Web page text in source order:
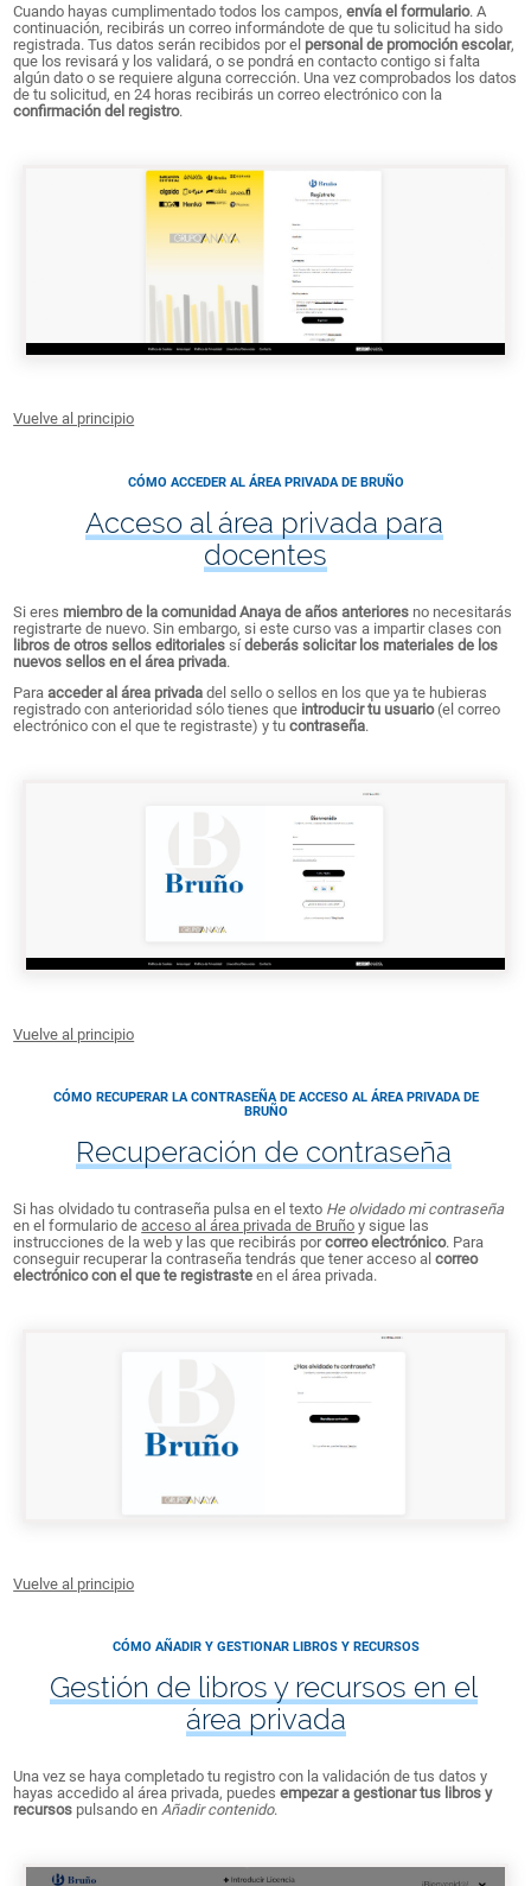
Cuando hayas cumplimentado todos los campos, envía el formulario. A
continuación, recibirás un correo informándote de que tu solicitud ha sido
registrada. Tus datos serán recibidos por el personal de promoción escolar,
que los revisará y los validará, o se pondrá en contacto contigo si falta
algún dato o se requiere alguna corrección. Una vez comprobados los datos
de tu solicitud, en 24 horas recibirás un correo electrónico con la
confirmación del registro.
Vuelve al principio
CÓMO ACCEDER AL ÁREA PRIVADA DE BRUÑO
Acceso al área privada para
docentes
Si eres miembro de la comunidad Anaya de años anteriores no necesitarás
registrarte de nuevo. Sin embargo, si este curso vas a impartir clases con
libros de otros sellos editoriales sídeberás solicitar los materiales de los
nuevos sellos en el área privada.
Paraacceder al área privada del sello o sellos en los que ya te hubieras
registrado con anterioridad sólo tienes que introducir tu usuario(el correo
electrónico con el que te registraste) y tucontraseña.
Vuelve al principio
CÓMO RECUPERAR LA CONTRASEÑA DE ACCESO AL ÁREA PRIVADA DE
BRUÑO
Recuperación de contraseña
Si has olvidado tu contraseña pulsa en el texto He olvidado mi contraseña
en el formulario deacceso al área privada de Bruño y sigue las
instrucciones de la web y las que recibirás porcorreo electrónico. Para
conseguir recuperar la contraseña tendrás que tener acceso alcorreo
electrónico con el que te registraste en el área privada.
Vuelve al principio
CÓMO AÑADIR Y GESTIONAR LIBROS Y RECURSOS
Gestión de libros y recursos en el
área privada
Una vez se haya completado tu registro con la validación de tus datos y
hayas accedido al área privada, puedesempezar a gestionar tus libros y
recursos pulsando enAñadir contenido.